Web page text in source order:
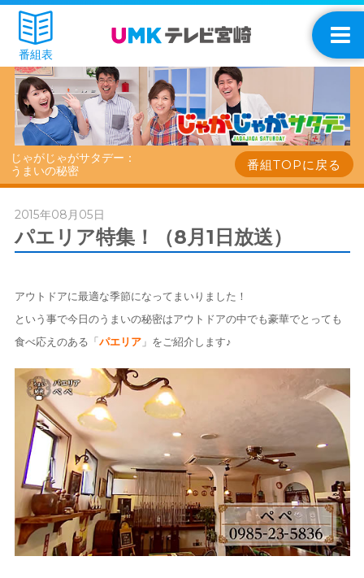
番組表
じゃがじゃがサタデー：
うまいの秘密
番組TOPに戻る
2015年08月05日
パエリア特集！（8月1日放送）
アウトドアに最適な季節になってまいりました！
という事で今日のうまいの秘密はアウトドアの中でも豪華でとっても
食べ応えのある「パエリア」をご紹介します♪